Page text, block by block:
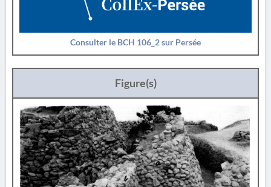
Consulter le BCH 106_2 sur Persée
Figure(s)